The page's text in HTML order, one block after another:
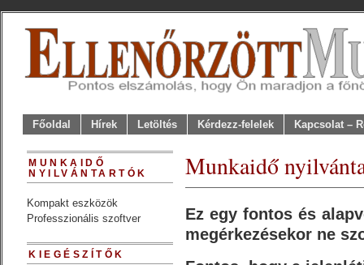
Főoldal Hírek Letöltés Kérdezz-felelek Kapcsolat –
MUNKAIDŐ
NYILVÁNTARTÓK
Kompakt eszközök
Professzionális szoftver
KIEGÉSZÍTŐK
Munkaidő
Ez egy fontos és
megérkezésekor ne